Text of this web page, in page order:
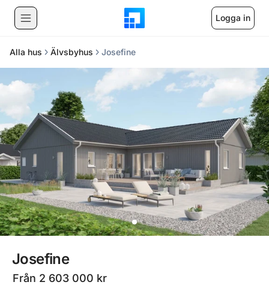
Logga in
Alla hus Älvsbyhus Josefine
Josefine
Från 2 603 000 kr